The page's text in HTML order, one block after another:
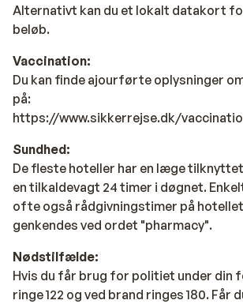
Alternativt kan du et lokalt datakort
beløb.
Vaccination:
Du kan finde ajourførte oplysninger
på:
https://www.sikkerrejse.dk/
Sundhed:
De fleste hoteller har en læge
en tilkaldevagt 24 timer i døgnet.
ofte også rådgivningstimer på
genkendes ved ordet "pharmacy".
Nødstilfælde:
Hvis du får brug for politiet under din
ringe 122 og ved brand ringes 180. Får